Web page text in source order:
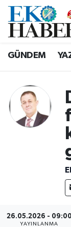
GÜNDEM
26.05.2026 - 09:00
YAYINLANMA
Hava
Süper Lig
Tüm
Son
Haber